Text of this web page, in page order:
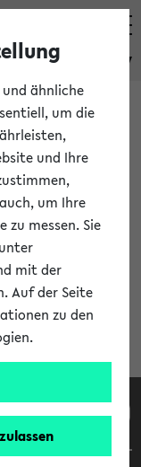
eKVV
die Ihnen
Verfügung
an:
und ähnliche
um die
und Ihre
um Ihre
messen. Sie
mit der
Auf der Seite
zu den